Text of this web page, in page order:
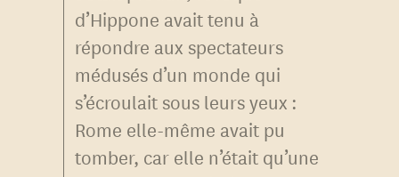
d’Hippone avait tenu à
répondre aux spectateurs
médusés d’un monde qui
s’écroulait sous leurs yeux :
Rome elle-même avait pu
tomber, car elle n’était qu’une